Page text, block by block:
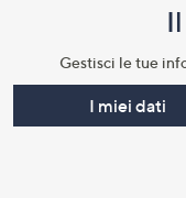
Gestisci le tue
I miei dati